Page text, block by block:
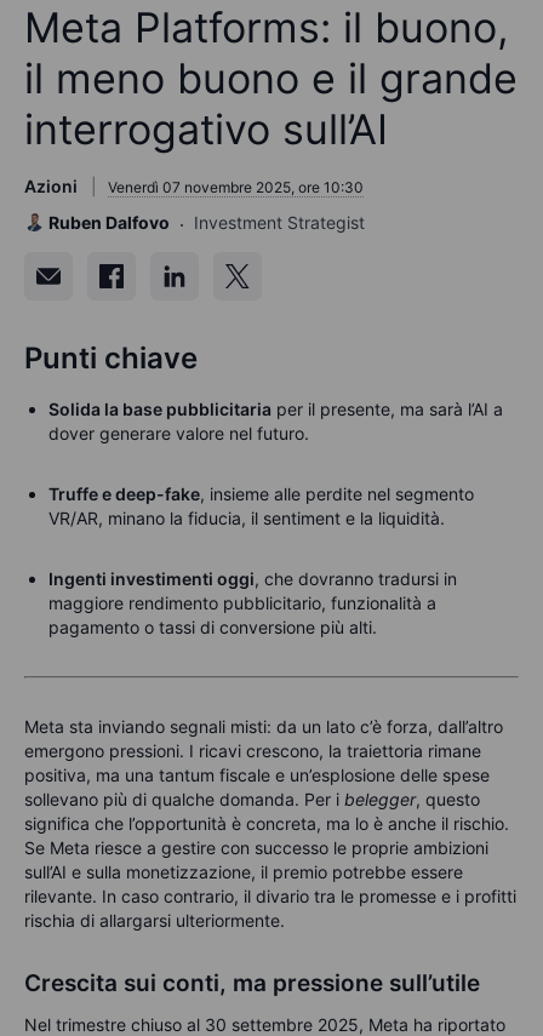
Meta Platforms: il buono,
il meno buono e il grande
interrogativo sull’AI
Azioni Venerdì 07 novembre 2025, ore 10:30
Ruben Dalfovo Investment Strategist
Punti chiave
Solida la base pubblicitaria per il presente, ma sarà l’AI a
dover generare valore nel futuro.
Truffe e deep-fake, insieme alle perdite nel segmento
VR/AR, minano la fiducia, il sentiment e la liquidità.
Ingenti investimenti oggi, che dovranno tradursi in
maggiore rendimento pubblicitario, funzionalità a
pagamento o tassi di conversione più alti.
Meta sta inviando segnali misti: da un lato c’è forza, dall’altro
emergono pressioni. I ricavi crescono, la traiettoria rimane
positiva, ma una tantum fiscale e un’esplosione delle spese
sollevano più di qualche domanda. Per i belegger, questo
significa che l’opportunità è concreta, ma lo è anche il rischio.
Se Meta riesce a gestire con successo le proprie ambizioni
sull’AI e sulla monetizzazione, il premio potrebbe essere
rilevante. In caso contrario, il divario tra le promesse e i profitti
rischia di allargarsi ulteriormente.
Crescita sui conti, ma pressione sull’utile
Nel trimestre chiuso al 30 settembre 2025, Meta ha riportato